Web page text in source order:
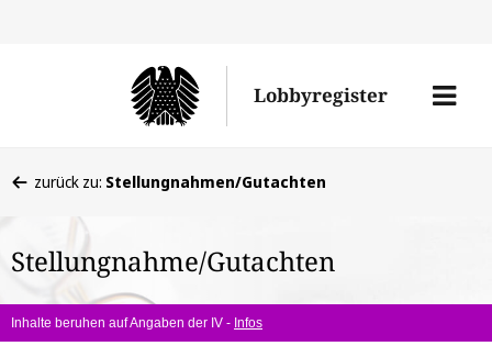
Lobbyregister
Menü
befinden
hier:
zurück zu: Stellungnahmen/Gutachten
Stellungnahme/Gutachten
Inhalte beruhen auf Angaben der IV - Infos